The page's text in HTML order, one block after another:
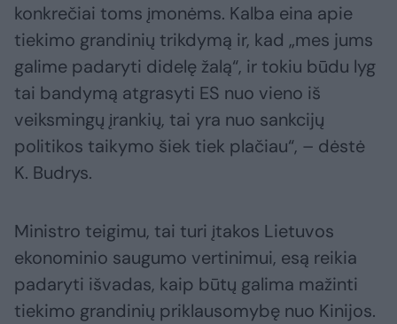
konkrečiai toms įmonėms. Kalba eina apie
tiekimo grandinių trikdymą ir, kad „mes jums
galime padaryti didelę žalą“, ir tokiu būdu lyg
tai bandymą atgrasyti ES nuo vieno iš
veiksmingų įrankių, tai yra nuo sankcijų
politikos taikymo šiek tiek plačiau“, – dėstė
K. Budrys.
Ministro teigimu, tai turi įtakos Lietuvos
ekonominio saugumo vertinimui, esą reikia
padaryti išvadas, kaip būtų galima mažinti
tiekimo grandinių priklausomybę nuo Kinijos.